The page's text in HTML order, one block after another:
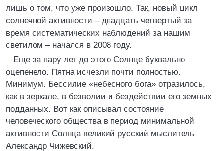
лишь о том, что уже произошло. Так, новый цикл
солнечной активности – двадцать четвертый за
время систематических наблюдений за нашим
светилом – начался в 2008 году.
Еще за пару лет до этого Солнце буквально
оцепенело. Пятна исчезли почти полностью.
Минимум. Бессилие «небесного бога» отразилось,
как в зеркале, в безволии и бездействии его земных
подданных. Вот как описывал состояние
человеческого общества в период минимальной
активности Солнца великий русский мыслитель
Александр Чижевский.